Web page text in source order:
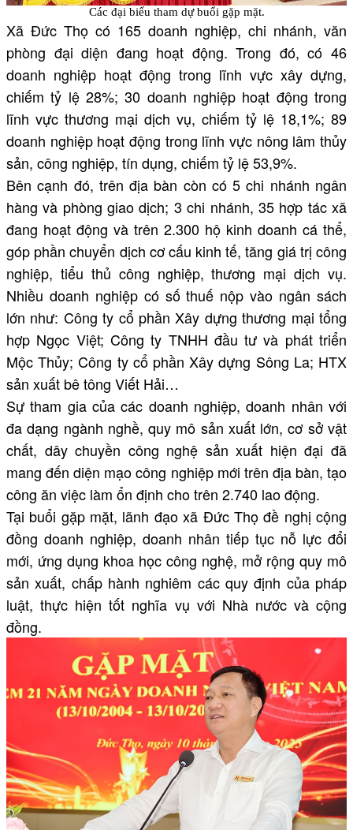
Các đại biểu tham dự buổi gặp mặt.
Xã Đức Thọ có 165 doanh nghiệp, chi nhánh, văn
phòng đại diện đang hoạt động. Trong đó, có 46
doanh nghiệp hoạt động trong lĩnh vực xây dựng,
chiếm tỷ lệ 28%; 30 doanh nghiệp hoạt động trong
lĩnh vực thương mại dịch vụ, chiếm tỷ lệ 18,1%; 89
doanh nghiệp hoạt động trong lĩnh vực nông lâm thủy
sản, công nghiệp, tín dụng, chiếm tỷ lệ 53,9%.
Bên cạnh đó, trên địa bàn còn có 5 chi nhánh ngân
hàng và phòng giao dịch; 3 chi nhánh, 35 hợp tác xã
đang hoạt động và trên 2.300 hộ kinh doanh cá thể,
góp phần chuyển dịch cơ cấu kinh tế, tăng giá trị công
nghiệp, tiểu thủ công nghiệp, thương mại dịch vụ.
Nhiều doanh nghiệp có số thuế nộp vào ngân sách
lớn như: Công ty cổ phần Xây dựng thương mại tổng
hợp Ngọc Việt; Công ty TNHH đầu tư và phát triển
Mộc Thủy; Công ty cổ phần Xây dựng Sông La; HTX
sản xuất bê tông Viết Hải…
Sự tham gia của các doanh nghiệp, doanh nhân với
đa dạng ngành nghề, quy mô sản xuất lớn, cơ sở vật
chất, dây chuyền công nghệ sản xuất hiện đại đã
mang đến diện mạo công nghiệp mới trên địa bàn, tạo
công ăn việc làm ổn định cho trên 2.740 lao động.
Tại buổi gặp mặt, lãnh đạo xã Đức Thọ đề nghị cộng
đồng doanh nghiệp, doanh nhân tiếp tục nỗ lực đổi
mới, ứng dụng khoa học công nghệ, mở rộng quy mô
sản xuất, chấp hành nghiêm các quy định của pháp
luật, thực hiện tốt nghĩa vụ với Nhà nước và cộng
đồng.